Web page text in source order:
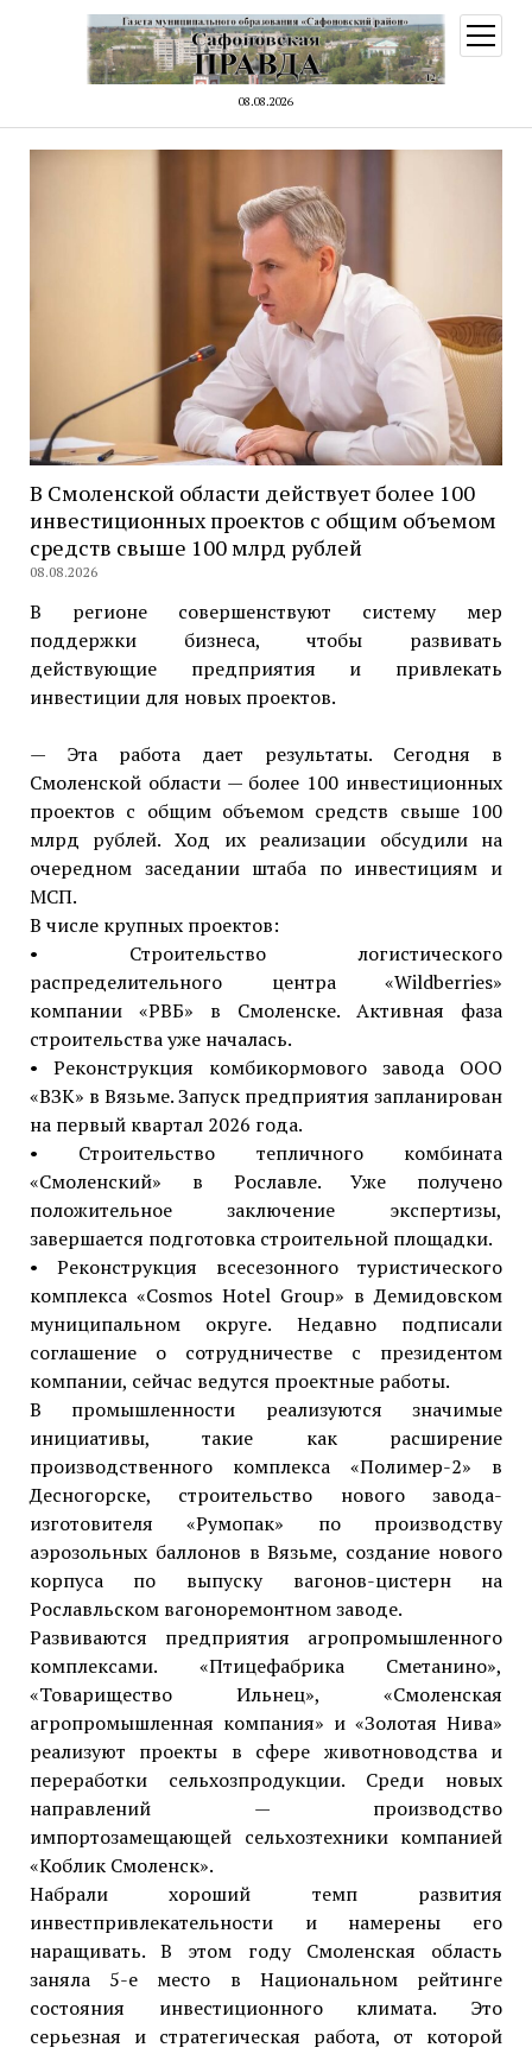
08.08.2026
меню
В Смоленской области действует более 100
инвестиционных проектов с общим объемом
средств свыше 100 млрд рублей
08.08.2026
В регионе совершенствуют систему мер
поддержки бизнеса, чтобы развивать
действующие предприятия и привлекать
инвестиции для новых проектов.
— Эта работа дает результаты. Сегодня в
Смоленской области — более 100 инвестиционных
проектов с общим объемом средств свыше 100
млрд рублей. Ход их реализации обсудили на
очередном заседании штаба по инвестициям и
МСП.
В числе крупных проектов:
• Строительство логистического
распределительного центра «Wildberries»
компании «РВБ» в Смоленске. Активная фаза
строительства уже началась.
• Реконструкция комбикормового завода ООО
«ВЗК» в Вязьме. Запуск предприятия запланирован
на первый квартал 2026 года.
• Строительство тепличного комбината
«Смоленский» в Рославле. Уже получено
положительное заключение экспертизы,
завершается подготовка строительной площадки.
• Реконструкция всесезонного туристического
комплекса «Cosmos Hotel Group» в Демидовском
муниципальном округе. Недавно подписали
соглашение о сотрудничестве c президентом
компании, сейчас ведутся проектные работы.
В промышленности реализуются значимые
инициативы, такие как расширение
производственного комплекса «Полимер-2» в
Десногорске, строительство нового завода-
изготовителя «Румопак» по производству
аэрозольных баллонов в Вязьме, создание нового
корпуса по выпуску вагонов-цистерн на
Рославльском вагоноремонтном заводе.
Развиваются предприятия агропромышленного
комплексами. «Птицефабрика Сметанино»,
«Товарищество Ильнец», «Смоленская
агропромышленная компания» и «Золотая Нива»
реализуют проекты в сфере животноводства и
переработки сельхозпродукции. Среди новых
направлений — производство
импортозамещающей сельхозтехники компанией
«Коблик Смоленск».
Набрали хороший темп развития
инвестпривлекательности и намерены его
наращивать. В этом году Смоленская область
заняла 5-е место в Национальном рейтинге
состояния инвестиционного климата. Это
серьезная и стратегическая работа, от которой